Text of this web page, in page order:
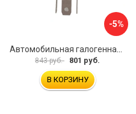
-5%
Автомобильная галогенная лампа Маяк 82420WV+150
843 руб. 801 руб.
В КОРЗИНУ